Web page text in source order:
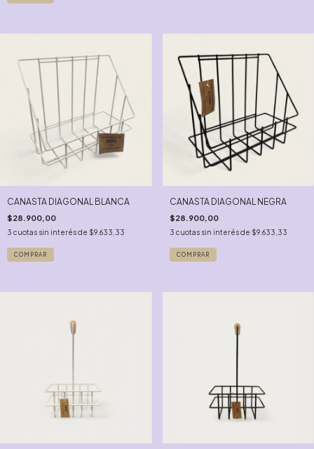
CANASTA DIAGONAL BLANCA
$28.900,00
3 cuotas sin interés de $9.633,33
CANASTA DIAGONAL NEGRA
$28.900,00
3 cuotas sin interés de $9.633,33